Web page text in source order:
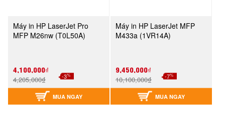
Máy in HP LaserJet Pro
MFP M26nw (T0L50A)
4,100,000₫
4,205,000₫ -3%
MUA NGAY
Máy in HP LaserJet MFP
M433a (1VR14A)
9,450,000₫
10,100,000₫ -7%
MUA NGAY